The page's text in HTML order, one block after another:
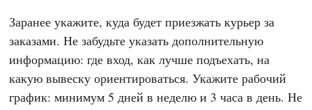
Заранее укажите, куда будет приезжать курьер за
заказами. Не забудьте указать дополнительную
информацию: где вход, как лучше подъехать, на
какую вывеску ориентироваться. Укажите рабочий
график: минимум 5 дней в неделю и 3 часа в день. Не